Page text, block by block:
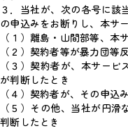
３．当社が、次の各号に該
の申込みをお断りし、本サ
（１）離島・山間部等、本
（２）契約者等が暴力団等
（３）契約者が、本サー
が判断したとき
（４）契約者が、その申込
（５）その他、当社が円
判断したとき